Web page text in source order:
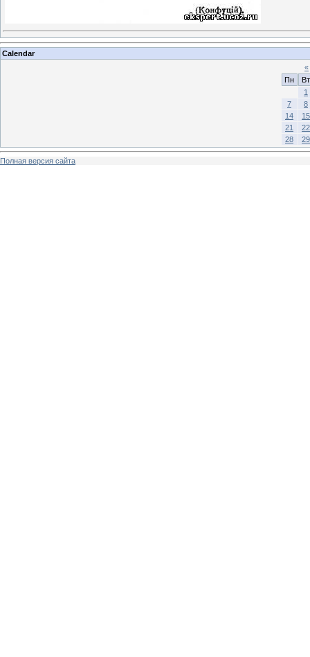
Calendar
«
Пн
Вт
1
7
8
14
15
21
22
28
29
Полная версия сайта